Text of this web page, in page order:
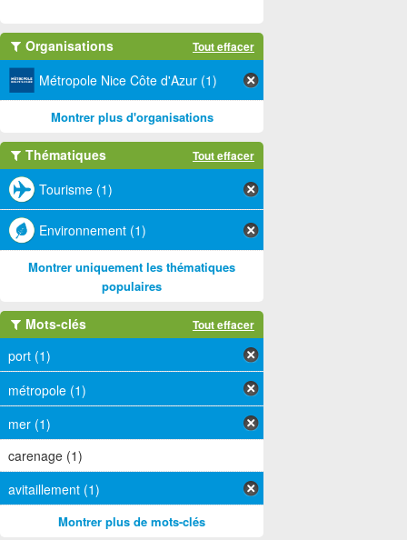
Organisations Tout effacer
Métropole Nice Côte d'Azur (1)
Montrer plus d'organisations
Thématiques Tout effacer
Tourisme (1)
Environnement (1)
Montrer uniquement les thématiques
populaires
Mots-clés Tout effacer
port (1)
métropole (1)
mer (1)
carenage (1)
avitaillement (1)
Montrer plus de mots-clés